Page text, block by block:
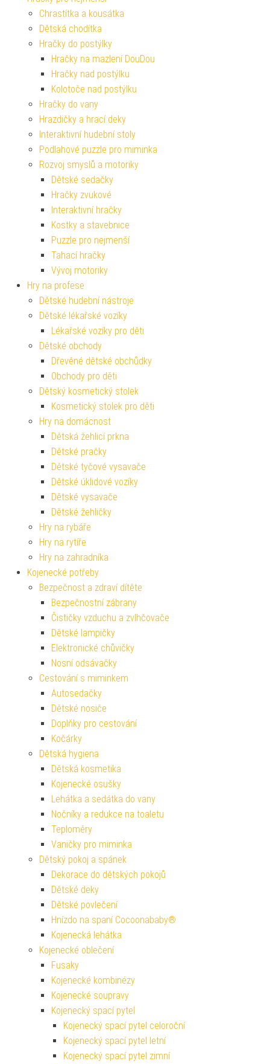
Chrastítka a kousátka
Dětská chodítka
Hračky do postýlky
Hračky na mazlení DouDou
Hračky nad postýlku
Kolotoče nad postýlku
Hračky do vany
Hrazdičky a hrací deky
Interaktivní hudební stoly
Podlahové puzzle pro miminka
Rozvoj smyslů a motoriky
Dětské sedačky
Hračky zvukové
Interaktivní hračky
Kostky a stavebnice
Puzzle pro nejmenší
Tahací hračky
Vývoj motoriky
Hry na profese
Dětské hudební nástroje
Dětské lékařské vozíky
Lékařské vozíky pro děti
Dětské obchody
Dřevěné dětské obchůdky
Obchody pro děti
Dětský kosmetický stolek
Kosmetický stolek pro děti
Hry na domácnost
Dětská žehlicí prkna
Dětské pračky
Dětské tyčové vysavače
Dětské úklidové vozíky
Dětské vysavače
Dětské žehličky
Hry na rybáře
Hry na rytíře
Hry na zahradníka
Kojenecké potřeby
Bezpečnost a zdraví dítěte
Bezpečnostní zábrany
Čističky vzduchu a zvlhčovače
Dětské lampičky
Elektronické chůvičky
Nosní odsávačky
Cestování s miminkem
Autosedačky
Dětské nosiče
Doplňky pro cestování
Kočárky
Dětská hygiena
Dětská kosmetika
Kojenecké osušky
Lehátka a sedátka do vany
Nočníky a redukce na toaletu
Teploměry
Vaničky pro miminka
Dětský pokoj a spánek
Dekorace do dětských pokojů
Dětské deky
Dětské povlečení
Hnízdo na spaní Cocoonababy®
Kojenecká lehátka
Kojenecké oblečení
Fusaky
Kojenecké kombinézy
Kojenecké soupravy
Kojenecký spací pytel
Kojenecký spací pytel celoroční
Kojenecký spací pytel letní
Kojenecký spací pytel zimní